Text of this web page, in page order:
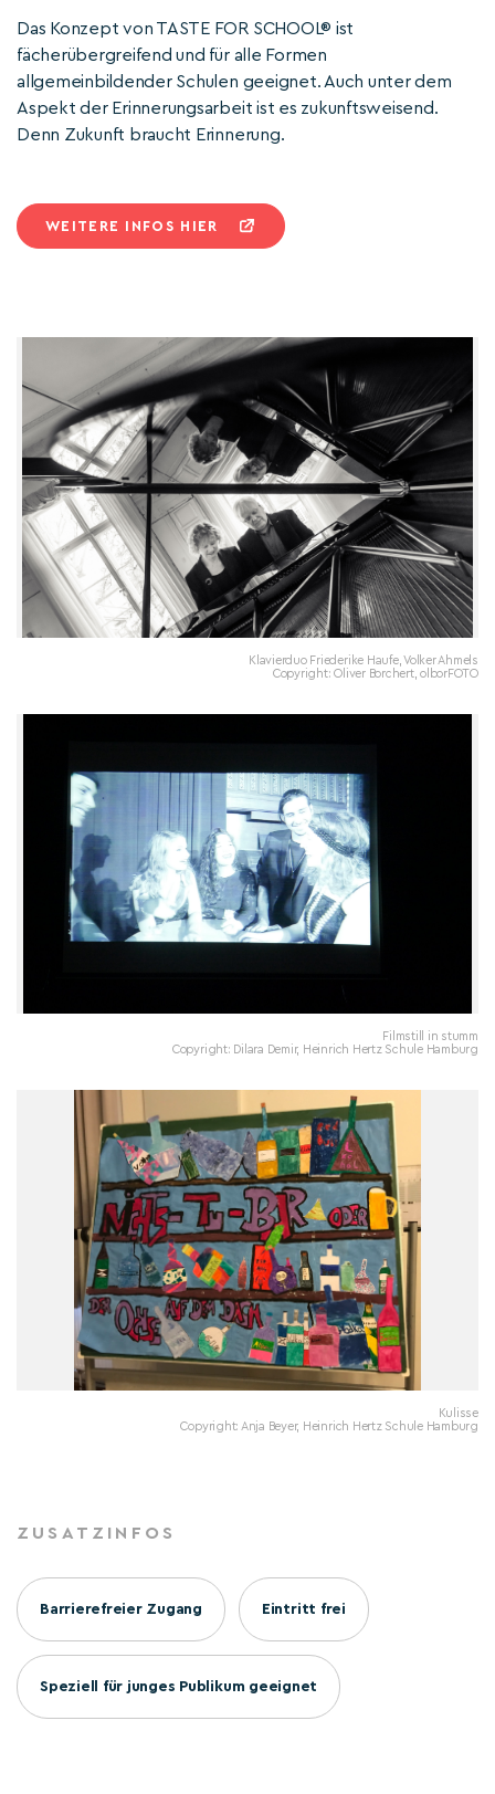
Das Konzept von TASTE FOR SCHOOL® ist
fächerübergreifend und für alle Formen
allgemeinbildender Schulen geeignet. Auch unter dem
Aspekt der Erinnerungsarbeit ist es zukunftsweisend.
Denn Zukunft braucht Erinnerung.
WEITERE INFOS HIER
Klavierduo Friederike Haufe, Volker Ahmels
Copyright: Oliver Borchert, olborFOTO
Filmstill in stumm
Copyright: Dilara Demir, Heinrich Hertz Schule Hamburg
Kulisse
Copyright: Anja Beyer, Heinrich Hertz Schule Hamburg
ZUSATZINFOS
Barrierefreier Zugang Eintritt frei
Speziell für junges Publikum geeignet